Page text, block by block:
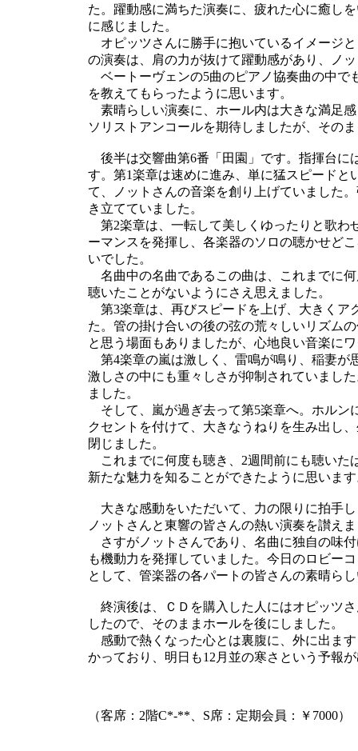
た。躍動感に満ちた演奏に、疲れた心に癒し
に感じました。
オピッツさんに勝手に抱いているイメージ
の演奏は、肩の力が抜けて躍動感があり、ノ
ベートーヴェンの5曲のピアノ協奏曲の中で
を教えてもらったように思います。
素晴らしい演奏に、ホール内は大きな満足
ソリストアンコールを期待しましたが、その
後半は交響曲第6番「田園」です。指揮台に
す。第1楽章は速めに進み、単に猛スピード
て、ノットさんの音楽を創り上げていました
き立てていました。
第2楽章は、一転して美しくゆったりと歌わ
ーマンスを発揮し、各楽器のソロの聴かせど
いでした。
名曲中の名曲であるこの曲は、これまでに
聴いたことがないようにさえ思えました。
第3楽章は、再びスピードを上げ、大きくア
た。管の掛け合いの後の弦の荒々しいリズム
と思う場面もありましたが、心地良い音楽に
第4楽章の嵐は激しく、雷鳴が鳴り、稲妻が
激しさの中にも重々しさが抑制されていまし
ました。
そして、嵐が過ぎ去って第5楽章へ。ホルン
クセントを付けて、大きなうねりを生み出し
閉じました。
これまでに何度も聴き、2週間前にも聴いた
新たな魅力を知ることができたように思いま
大きな感動をいただいて、力の限りに拍手
ノットさんと東響の皆さんの熱い演奏を讃え
さすがノットさんであり、名曲に独自の味
も機動力を発揮していました。今日のロビー
として、管楽器の各パートの皆さんの素晴ら
終演後は、ＣＤを購入した人にはオピッツ
したので、そのままホールを後にしました。
感動で熱くなった心とは裏腹に、外に出ま
かっており、明日も12月並の寒さという予報
（客席：2階C*-**、S席：定期会員：￥7000）